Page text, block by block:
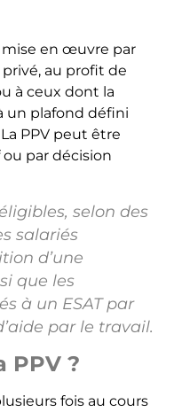
mise en œuvre par
au profit de
à ceux dont la
un plafond défini
PPV peut être
par décision
selon des
salariés
d’une
que les
à un ESAT par
par le travail.
PPV ?
fois au cours